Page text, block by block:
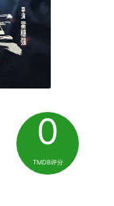
0
TMDB评分